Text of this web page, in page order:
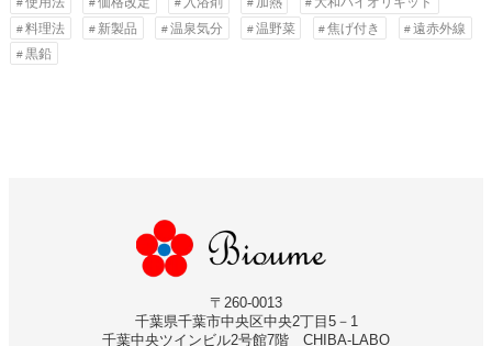
料理法
新製品 温泉気分 温野菜 焦げ付き
遠赤外線
黒鉛
〒260-0013
千葉県千葉市中央区中央2丁目5－1
千葉中央ツインビル2号館7階 CHIBA-LABO